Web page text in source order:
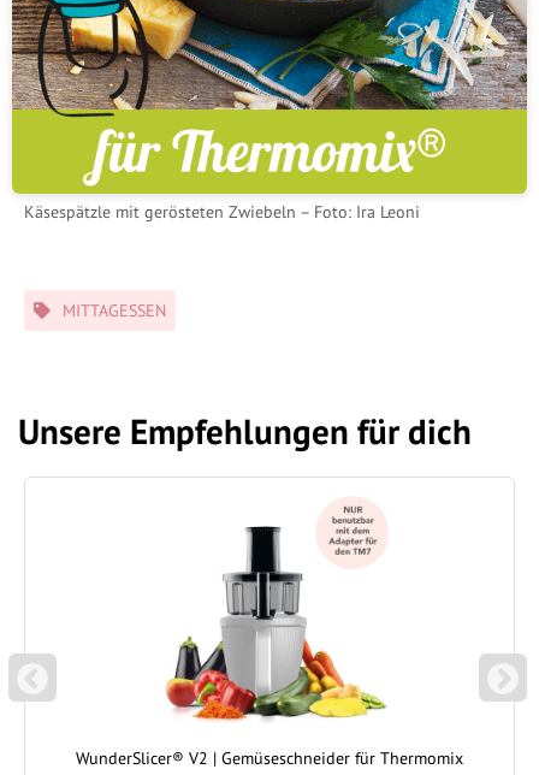
Käsespätzle mit gerösteten Zwiebeln – Foto: Ira Leoni
Schlagwörter
MITTAGESSEN
Unsere Empfehlungen für dich
P
REVIOUS
WunderSlicer® V2 | Gemüseschneider für Thermomix
N
EXT